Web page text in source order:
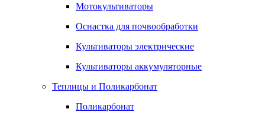
Мотокультиваторы
Оснастка для почвообработки
Культиваторы электрические
Культиваторы аккумуляторные
Теплицы и Поликарбонат
Поликарбонат